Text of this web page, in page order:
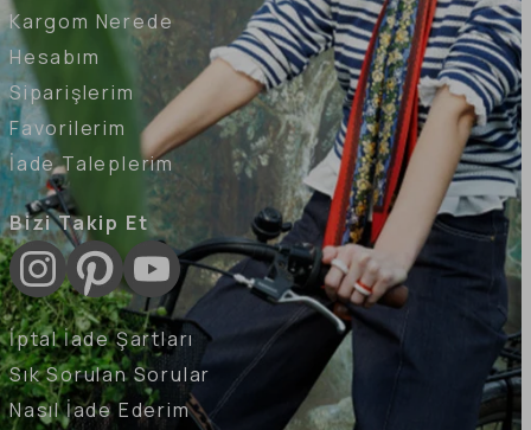
Kargom Nerede
Hesabım
Siparişlerim
Favorilerim
İade Taleplerim
Bizi Takip Et
İptal İade Şartları
Sık Sorulan Sorular
Nasıl İade Ederim